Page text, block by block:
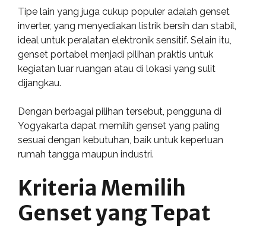
Tipe lain yang juga cukup populer adalah genset
inverter, yang menyediakan listrik bersih dan stabil,
ideal untuk peralatan elektronik sensitif. Selain itu,
genset portabel menjadi pilihan praktis untuk
kegiatan luar ruangan atau di lokasi yang sulit
dijangkau.
Dengan berbagai pilihan tersebut, pengguna di
Yogyakarta dapat memilih genset yang paling
sesuai dengan kebutuhan, baik untuk keperluan
rumah tangga maupun industri.
Kriteria Memilih
Genset yang Tepat